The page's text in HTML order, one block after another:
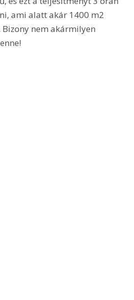
ami alatt akár 1400 m2
nem akármilyen